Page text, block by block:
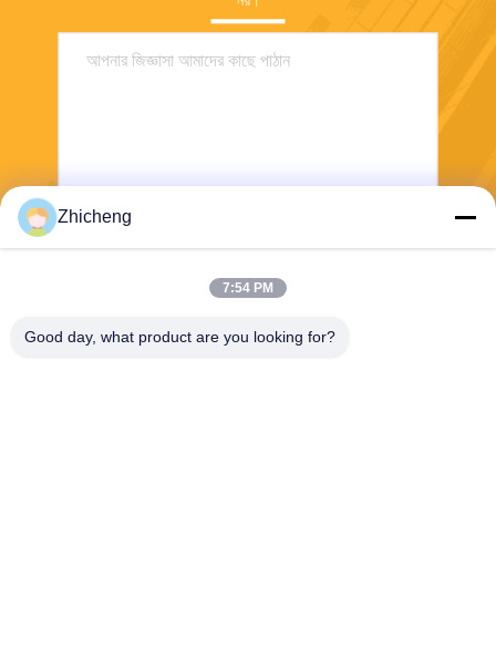
পাঠান
Zhicheng
7:54 PM
Good day, what product are you looking for?